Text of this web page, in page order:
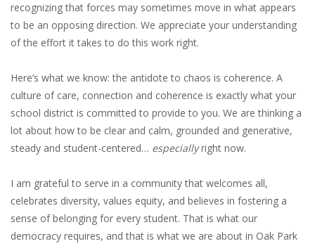
recognizing that forces may sometimes move in what appears
to be an opposing direction. We appreciate your understanding
of the effort it takes to do this work right.
Here’s what we know: the antidote to chaos is coherence. A
culture of care, connection and coherence is exactly what your
school district is committed to provide to you. We are thinking a
lot about how to be clear and calm, grounded and generative,
steady and student-centered… especiallyright now.
I am grateful to serve in a community that welcomes all,
celebrates diversity, values equity, and believes in fostering a
sense of belonging for every student. That is what our
democracy requires, and that is what we are about in Oak Park